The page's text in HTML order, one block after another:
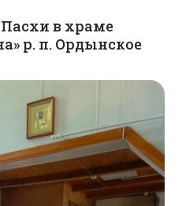
в храме
р. п. Ордынское